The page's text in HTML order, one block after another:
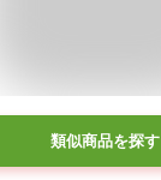
類似商品を探す